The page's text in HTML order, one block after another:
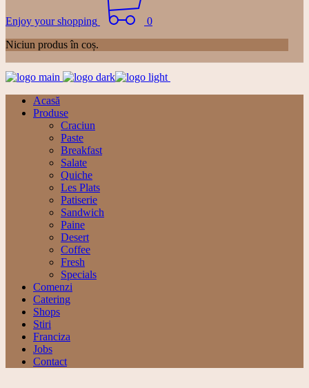
Enjoy your shopping
0
Niciun produs în coș.
Acasă
Produse
Craciun
Paste
Breakfast
Salate
Quiche
Les Plats
Patiserie
Sandwich
Paine
Desert
Coffee
Fresh
Specials
Comenzi
Catering
Shops
Stiri
Franciza
Jobs
Contact